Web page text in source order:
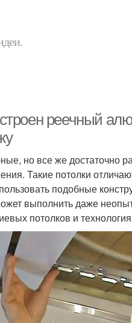
реечный
но все же достаточно
Такие потолки
подобные
выполнить даже
потолков и